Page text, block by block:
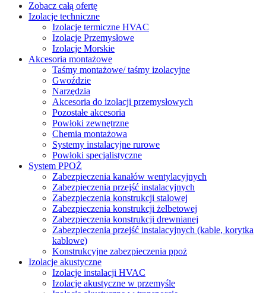
Zobacz całą ofertę
Izolacje techniczne
Izolacje termiczne HVAC
Izolacje Przemysłowe
Izolacje Morskie
Akcesoria montażowe
Taśmy montażowe/ taśmy izolacyjne
Gwoździe
Narzędzia
Akcesoria do izolacji przemysłowych
Pozostałe akcesoria
Powłoki zewnętrzne
Chemia montażowa
Systemy instalacyjne rurowe
Powłoki specjalistyczne
System PPOŻ
Zabezpieczenia kanałów wentylacyjnych
Zabezpieczenia przejść instalacyjnych
Zabezpieczenia konstrukcji stalowej
Zabezpieczenia konstrukcji żelbetowej
Zabezpieczenia konstrukcji drewnianej
Zabezpieczenia przejść instalacyjnych (kable, korytka
kablowe)
Konstrukcyjne zabezpieczenia ppoż
Izolacje akustyczne
Izolacje instalacji HVAC
Izolacje akustyczne w przemyśle